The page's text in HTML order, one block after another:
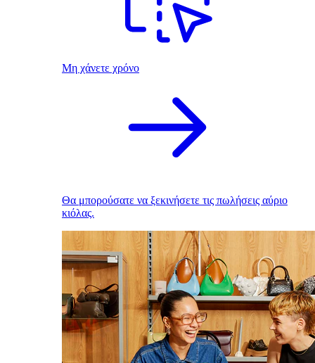
Μη χάνετε χρόνο
Θα μπορούσατε να ξεκινήσετε τις πωλήσεις αύριο
κιόλας.